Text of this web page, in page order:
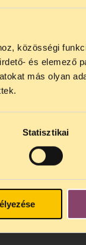
közösségi
és elemező
más olyan
Statisztikai